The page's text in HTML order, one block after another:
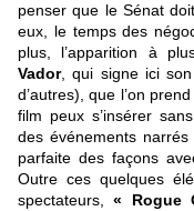
penser que le Sénat
eux, le temps des
plus, l’apparition à
Vador, qui signe ici
d’autres), que l’on
film peux s’insérer
des événements
parfaite des façons
Outre ces quelques
spectateurs,« Rogue